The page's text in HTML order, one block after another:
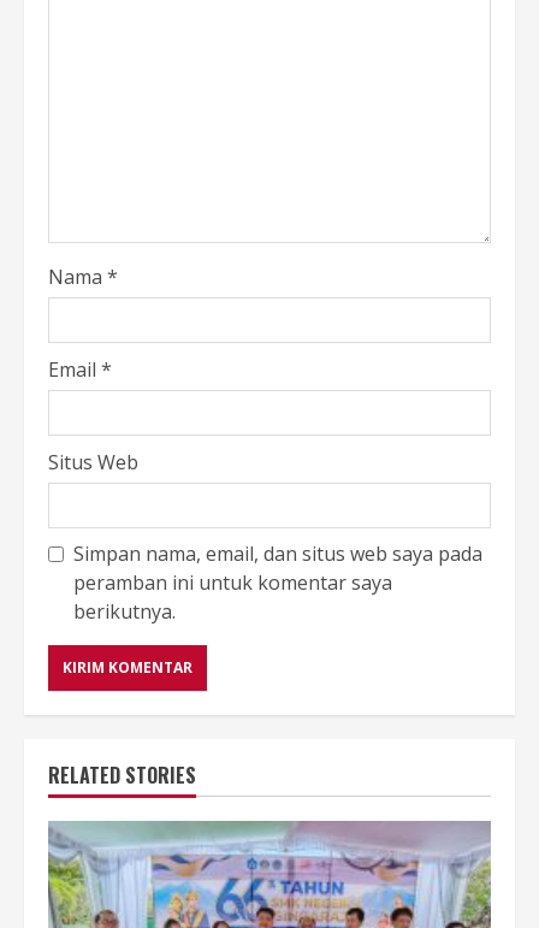
Nama *
Email *
Situs Web
Simpan nama, email, dan situs web saya pada
peramban ini untuk komentar saya
berikutnya.
RELATED STORIES